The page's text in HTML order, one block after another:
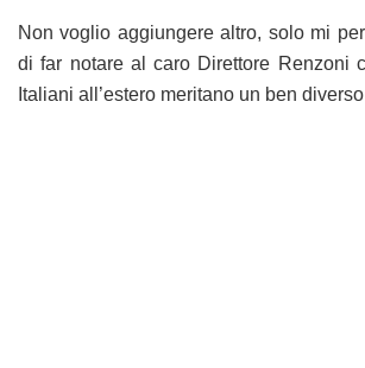
Non voglio aggiungere altro, solo mi
di far notare al caro Direttore Renzoni
Italiani all’estero meritano un ben